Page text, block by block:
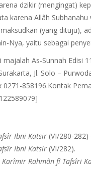
dzikir (mengingat)
karena Allâh
(yang dituju),
Nya, yaitu sebagai
majalah As-Sunnah Edisi
Jl. Solo –
0271-858196.Kontak
Ibni Katsir(VI/280-282)
Ibni Katsir (VI/282).
Karîmir Rahmân fî Tafsîri